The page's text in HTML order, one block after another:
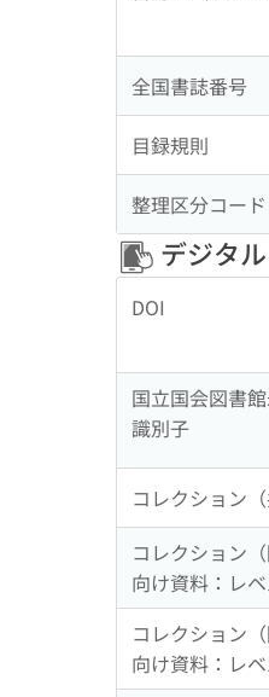
全国書誌番号
目録規則
整理区分コード
デジタル
DOI
国立国会図書
識別子
コレクション（
コレクション
向け資料：レベ
コレクション
向け資料：レベ